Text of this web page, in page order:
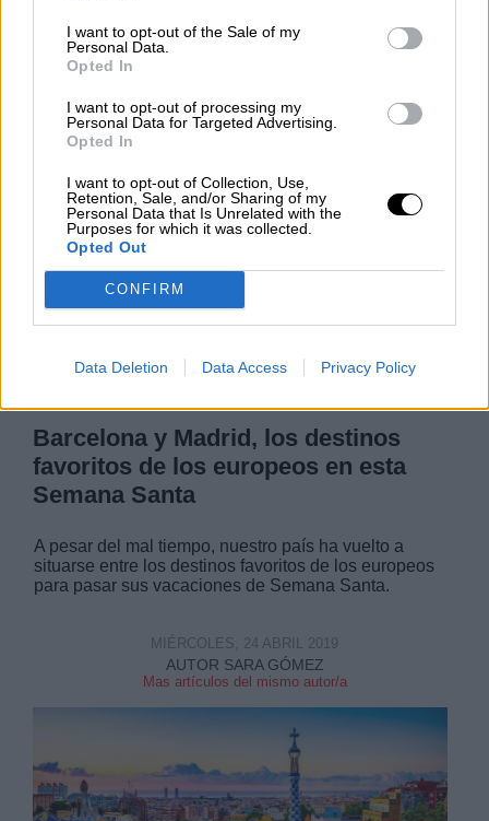
I want to opt-out of the Sale of my
Personal Data.
Opted In
I want to opt-out of processing my
Personal Data for Targeted Advertising.
Opted In
I want to opt-out of Collection, Use,
Retention, Sale, and/or Sharing of my
Personal Data that Is Unrelated with the
Purposes for which it was collected.
Opted Out
CONFIRM
Data Deletion Data Access Privacy Policy
Clara Campoamor: Mi sueño,
Por María Pérez Herrero
NOTICIAS MAS VISTAS
Barcelona y Madrid, los destinos
favoritos de los europeos en esta
Semana Santa
A pesar del mal tiempo, nuestro país ha vuelto a
situarse entre los destinos favoritos de los europeos
para pasar sus vacaciones de Semana Santa.
AUTOR SARA GÓMEZ
Mas artículos del mismo autor/a
MIÉRCOLES, 24 ABRIL 2019